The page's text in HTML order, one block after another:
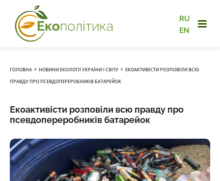
RU
EN
ГОЛОВНА › НОВИНИ ЕКОЛОГІЇ УКРАЇНИ І СВІТУ › ЕКОАКТИВІСТИ РОЗПОВІЛИ ВСЮ
ПРАВДУ ПРО ПСЕВДОПЕРЕРОБНИКІВ БАТАРЕЙОК
Екоактивісти розповіли всю правду про
псевдопереробників батарейок